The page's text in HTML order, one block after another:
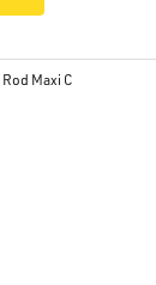
Rod Maxi C